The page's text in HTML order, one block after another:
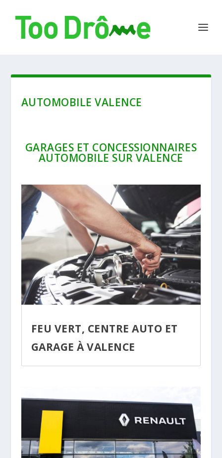
AUTOMOBILE VALENCE
GARAGES ET CONCESSIONNAIRES
AUTOMOBILE SUR VALENCE
FEU VERT, CENTRE AUTO ET
GARAGE À VALENCE